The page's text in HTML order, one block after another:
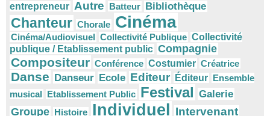
entrepreneur Autre Batteur Bibliothèque
Chanteur Chorale Cinéma
Cinéma/Audiovisuel Collectivité Publique Collectivité
publique / Etablissement public Compagnie
Compositeur Conférence Costumier Créatrice
Danse Danseur Ecole Editeur Éditeur Ensemble
musical Etablissement Public Festival Galerie
Groupe Histoire Individuel Intervenant